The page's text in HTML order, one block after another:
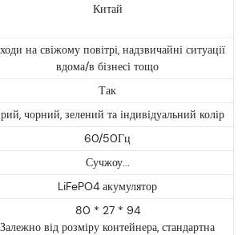
Китай
на свіжому повітрі, надзвичайні ситуації
вдома/в бізнесі тощо
Так
чорний, зелений та індивідуальний колір
60/50Гц
Сучжоу...
LiFePO4 акумулятор
80 * 27 * 94
Залежно від розміру контейнера, стандартна